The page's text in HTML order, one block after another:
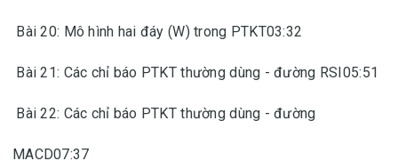
Bài 20: Mô hình hai đáy (W) trong PTKT03:32
Bài 21: Các chỉ báo PTKT thường dùng - đường RSI05:51
Bài 22: Các chỉ báo PTKT thường dùng - đường
MACD07:37